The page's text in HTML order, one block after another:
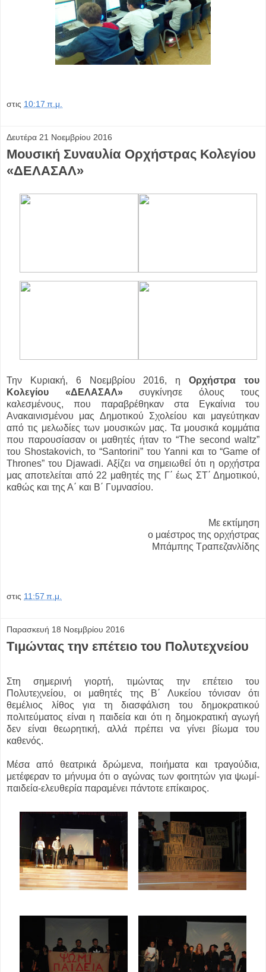
στις 10:17 π.μ.
Δευτέρα 21 Νοεμβρίου 2016
Μουσική Συναυλία Ορχήστρας Κολεγίου
«ΔΕΛΑΣΑΛ»
Την Κυριακή, 6 Νοεμβρίου 2016, ηΟρχήστρα του
Κολεγίου «ΔΕΛΑΣΑΛ»συγκίνησε όλους τους
καλεσμένους, που παραβρέθηκαν στα Εγκαίνια του
Ανακαινισμένου μας Δημοτικού Σχολείου και μαγεύτηκαν
από τις μελωδίες των μουσικών μας. Τα μουσικά κομμάτια
που παρουσίασαν οι μαθητές ήταν το “The second waltz”
του Shostakovich, το “Santorini” του Yanni και το “Game of
Thrones” του Djawadi. Αξίζει να σημειωθεί ότι η ορχήστρα
μας αποτελείται από 22 μαθητές της Γ΄ έως ΣΤ΄ Δημοτικού,
καθώς και της Α΄ και Β΄ Γυμνασίου.
Με εκτίμηση
ο μαέστρος της ορχήστρας
Μπάμπης Τραπεζανλίδης
στις 11:57 π.μ.
Παρασκευή 18 Νοεμβρίου 2016
Τιμώντας την επέτειο του Πολυτεχνείου
Στη σημερινή γιορτή, τιμώντας την επέτειο του
Πολυτεχνείου, οι μαθητές της Β΄ Λυκείου τόνισαν ότι
θεμέλιος λίθος για τη διασφάλιση του δημοκρατικού
πολιτεύματος είναι η παιδεία και ότι η δημοκρατική αγωγή
δεν είναι θεωρητική, αλλά πρέπει να γίνει βίωμα του
καθενός.
Μέσα από θεατρικά δρώμενα, ποιήματα και τραγούδια,
μετέφεραν το μήνυμα ότι ο αγώνας των φοιτητών για ψωμί-
παιδεία-ελευθερία παραμένει πάντοτε επίκαιρος.